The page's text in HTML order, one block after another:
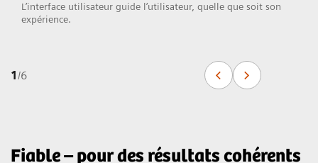
L’interface utilisateur guide l’utilisateur, quelle que soit son
expérience.
1/6
Fiable – pour des résultats cohérents